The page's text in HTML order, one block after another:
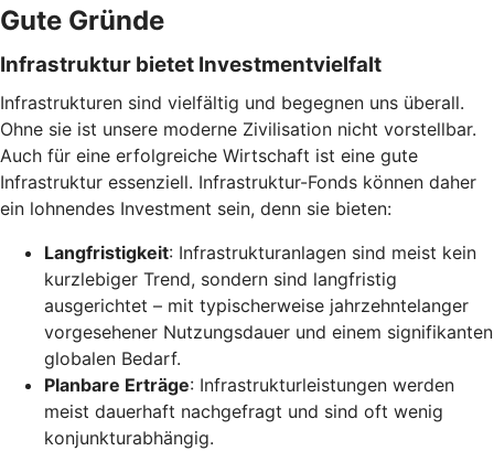
Gute Gründe
Infrastruktur bietet Investmentvielfalt
Infrastrukturen sind vielfältig und begegnen uns überall.
Ohne sie ist unsere moderne Zivilisation nicht vorstellbar.
Auch für eine erfolgreiche Wirtschaft ist eine gute
Infrastruktur essenziell. Infrastruktur-Fonds können daher
ein lohnendes Investment sein, denn sie bieten:
Langfristigkeit: Infrastrukturanlagen sind meist kein
kurzlebiger Trend, sondern sind langfristig
ausgerichtet – mit typischerweise jahrzehntelanger
vorgesehener Nutzungsdauer und einem signifikanten
globalen Bedarf.
Planbare Erträge: Infrastrukturleistungen werden
meist dauerhaft nachgefragt und sind oft wenig
konjunkturabhängig.